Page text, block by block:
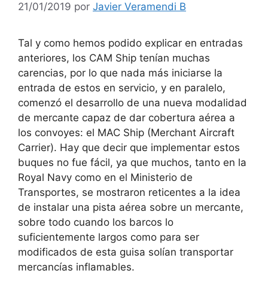
21/01/2019 por Javier Veramendi B
Tal y como hemos podido explicar en entradas
anteriores, los CAM Ship tenían muchas
carencias, por lo que nada más iniciarse la
entrada de estos en servicio, y en paralelo,
comenzó el desarrollo de una nueva modalidad
de mercante capaz de dar cobertura aérea a
los convoyes: el MAC Ship (Merchant Aircraft
Carrier). Hay que decir que implementar estos
buques no fue fácil, ya que muchos, tanto en la
Royal Navy como en el Ministerio de
Transportes, se mostraron reticentes a la idea
de instalar una pista aérea sobre un mercante,
sobre todo cuando los barcos lo
suficientemente largos como para ser
modificados de esta guisa solían transportar
mercancías inflamables.